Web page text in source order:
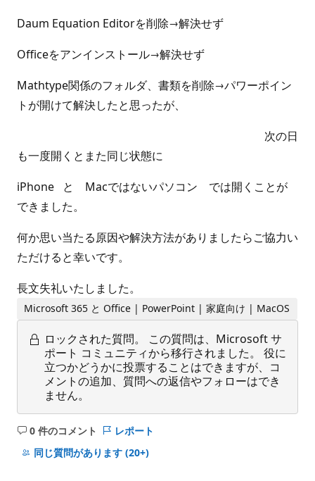
Daum Equation Editorを削除→解決せず
Officeをアンインストール→解決せず
Mathtype関係のフォルダ、書類を削除→パワーポイン
トが開けて解決したと思ったが、
次の日
も一度開くとまた同じ状態に
iPhone と Macではないパソコン では開くことが
できました。
何か思い当たる原因や解決方法がありましたらご協力い
ただけると幸いです。
長文失礼いたしました。
Microsoft 365 と Office | PowerPoint | 家庭向け | MacOS
ロックされた質問。
この質問は、Microsoft サ
ポート コミュニティから移行されました。 役に
立つかどうかに投票することはできますが、コ
メントの追加、質問への返信やフォローはでき
ません。
0 件のコメント
コ
メ
レポート
同じ質問があります (20+)